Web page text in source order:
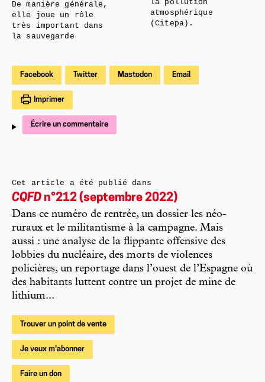
De manière générale,
elle joue un rôle
très important dans
la sauvegarde
la pollution
atmosphérique
(Citepa).
Facebook Twitter Mastodon Email
Imprimer
Écrire un commentaire
Cet article a été publié dans
CQFD n°212 (septembre 2022)
Dans ce numéro de rentrée, un dossier les néo-
ruraux et le militantisme à la campagne. Mais
aussi : une analyse de la flippante offensive des
lobbies du nucléaire, des morts de violences
policières, un reportage dans l’ouest de l’Espagne où
des habitants luttent contre un projet de mine de
lithium...
Trouver un point de vente
Je veux m'abonner
Faire un don